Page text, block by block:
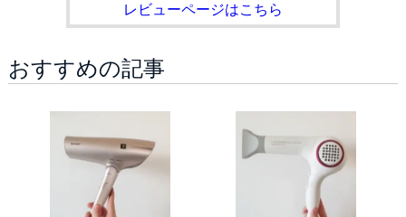
レビューページはこちら
おすすめの記事